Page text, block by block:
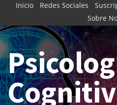
Inicio Redes Sociales
Sobre